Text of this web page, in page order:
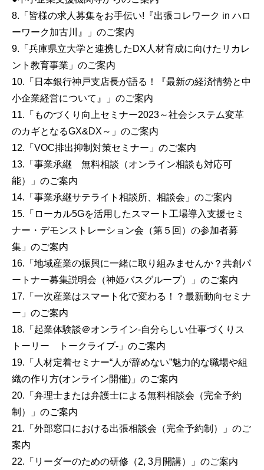
8.「皆様の求人募集をお手伝い!『出張コレワーク in ハロ
ーワーク加古川』」のご案内
9.「兵庫県立大学と連携したDX人材育成に向けたリカレ
ント教育事業」のご案内
10.「日本銀行神戸支店長が語る！『最新の経済情勢と中
小企業経営について』」のご案内
11.「ものづくり向上セミナー2023～社会システム変革
のカギとなるGX&DX～」のご案内
12.「VOC排出抑制対策セミナー」のご案内
13.「事業承継 無料相談（オンライン相談も対応可
能）」のご案内
14.「事業承継サテライト相談所、相談会」のご案内
15.「ローカル5Gを活用したスマート工場導入支援セミ
ナー・デモンストレーション会（第５回）の参加者募
集」のご案内
16.「地域産業の振興に一緒に取り組みませんか？共創パ
ートナー募集説明会（神姫バスグループ）」のご案内
17.「一次産業はスマート化で変わる！？最新動向セミナ
ー」のご案内
18.「起業体験談＠オンライン-自分らしい仕事づくりス
トーリー トークライブ-」のご案内
19.「人材定着セミナー“人が辞めない”魅力的な職場や組
織の作り方(オンライン開催)」のご案内
20.「弁理士または弁護士による無料相談会（完全予約
制）」のご案内
21.「外部窓口における出張相談会（完全予約制）」のご
案内
22.「リーダーのための研修（2, 3月開講）」のご案内